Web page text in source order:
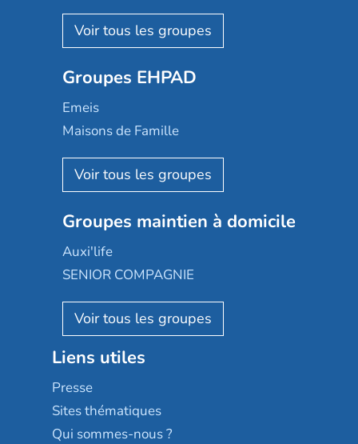
Nohée
Les Résidentiels
Mobicap
Domusvi
Happy Senior
Aquarelia
Nexity edenea
Les jardins d'Arcadie
Occitalia
Appartseniors
Reseda
Stella management
Les villages d'or
Sérénys
Résidences services Villa Médicis
Groupes EHPAD
Emeis
Maisons de Famille
Korian
Emera
Groupe SOS
Le Noble Âge
Almage
Résidalya
Groupe aplus
Groupes maintien à domicile
Auxi'life
SENIOR COMPAGNIE
AGE D'OR Services
Liens utiles
Presse
Sites thématiques
Qui sommes-nous ?